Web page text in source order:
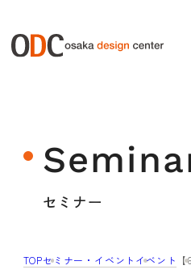
大阪デザインセン
沿革
サービス
ODCデザイン相
セミナー
TOPセミナー・イベント イベント